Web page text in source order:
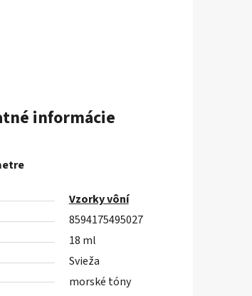
informácie
Vzorky vôní
8594175495027
18 ml
Svieža
morské tóny